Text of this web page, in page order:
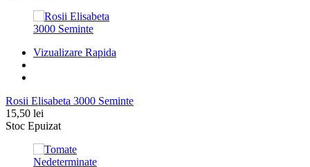
Vizualizare Rapida
Rosii Elisabeta 3000 Seminte
15,50 lei
Stoc Epuizat